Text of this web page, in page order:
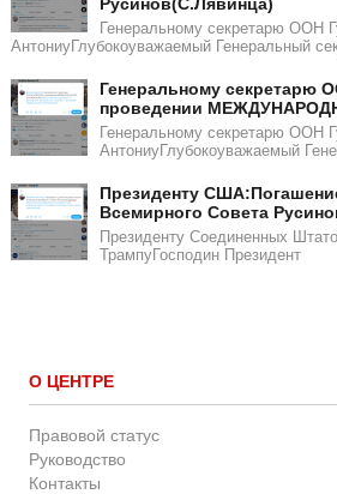
Генеральному секретарю ООН
АнтониуГлубокоуважаемый Генеральный
Генеральному секретарю
проведении
Генеральному секретарю ООН
АнтониуГлубокоуважаемый
​​Президенту
Всемирного Совета
Президенту Соединенных
ТрампуГосподин Пpeзидeнт
О ЦЕНТРЕ
Правовой статус
Руководство
Контакты